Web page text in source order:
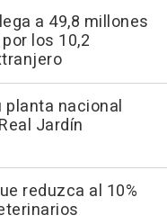
a 49,8 millones
los 10,2
planta nacional
Jardín
reduzca al 10%